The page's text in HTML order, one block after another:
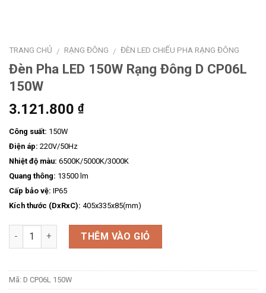
TRANG CHỦ / RẠNG ĐÔNG / ĐÈN LED CHIẾU PHA RẠNG ĐÔNG
Đèn Pha LED 150W Rạng Đông D CP06L
150W
3.121.800 ₫
Công suất: 150W
Điện áp: 220V/50Hz
Nhiệt độ màu: 6500K/5000K/3000K
Quang thông: 13500 lm
Cấp bảo vệ: IP65
Kích thước (DxRxC): 405x335x85(mm)
Số lượng THÊM VÀO GIỎ
Mã: D CP06L 150W